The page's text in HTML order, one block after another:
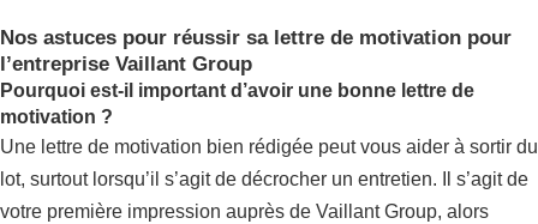
Nos astuces pour réussir sa lettre de motivation pour
l’entreprise Vaillant Group
Pourquoi est-il important d’avoir une bonne lettre de
motivation ?
Une lettre de motivation bien rédigée peut vous aider à sortir du
lot, surtout lorsqu’il s’agit de décrocher un entretien. Il s’agit de
votre première impression auprès de Vaillant Group, alors